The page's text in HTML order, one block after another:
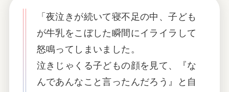
「夜泣きが続いて寝不足の中、子ども
が牛乳をこぼした瞬間にイライラして
怒鳴ってしまいました。
泣きじゃくる子どもの顔を見て、『な
んであんなこと言ったんだろう』と自